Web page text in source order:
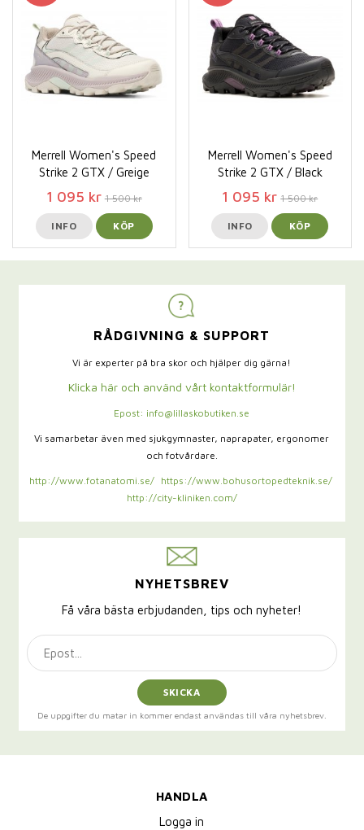
Merrell Women's Speed
Strike 2 GTX / Greige
1 095 kr 1 500 kr
INFO KÖP
Merrell Women's Speed
Strike 2 GTX / Black
1 095 kr 1 500 kr
INFO KÖP
RÅDGIVNING & SUPPORT
Vi är experter på bra skor och hjälper dig gärna!
Klicka här och använd vårt kontaktformulär!
Epost: info@lillaskobutiken.se
Vi samarbetar även med sjukgymnaster, naprapater, ergonomer
och fotvårdare.
http://www.fotanatomi.se/
https://www.bohusortopedteknik.se/
http://city-kliniken.com/
NYHETSBREV
Få våra bästa erbjudanden, tips och nyheter!
SKICKA
De uppgifter du matar in kommer endast användas till våra nyhetsbrev.
HANDLA
Logga in